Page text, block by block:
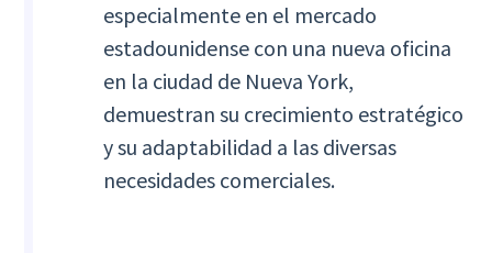
especialmente en el mercado
estadounidense con una nueva oficina
en la ciudad de Nueva York,
demuestran su crecimiento estratégico
y su adaptabilidad a las diversas
necesidades comerciales.